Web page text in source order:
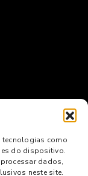
tecnologias como
do dispositivo.
dados,
neste site.
Online